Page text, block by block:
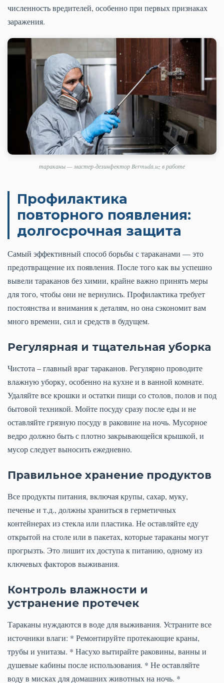
численность вредителей, особенно при первых признаках
заражения.
тараканы — мастер-дезинфектор Bermuda.uz в работе
Профилактика
повторного появления:
долгосрочная защита
Самый эффективный способ борьбы с тараканами — это
предотвращение их появления. После того как вы успешно
вывели тараканов без химии, крайне важно принять меры
для того, чтобы они не вернулись. Профилактика требует
постоянства и внимания к деталям, но она сэкономит вам
много времени, сил и средств в будущем.
Регулярная и тщательная уборка
Чистота – главный враг тараканов. Регулярно проводите
влажную уборку, особенно на кухне и в ванной комнате.
Удаляйте все крошки и остатки пищи со столов, полов и под
бытовой техникой. Мойте посуду сразу после еды и не
оставляйте грязную посуду в раковине на ночь. Мусорное
ведро должно быть с плотно закрывающейся крышкой, и
мусор следует выносить ежедневно.
Правильное хранение продуктов
Все продукты питания, включая крупы, сахар, муку,
печенье и т.д., должны храниться в герметичных
контейнерах из стекла или пластика. Не оставляйте еду
открытой на столе или в пакетах, которые тараканы могут
прогрызть. Это лишит их доступа к питанию, одному из
ключевых факторов выживания.
Контроль влажности и
устранение протечек
Тараканы нуждаются в воде для выживания. Устраните все
источники влаги: * Ремонтируйте протекающие краны,
трубы и унитазы. * Насухо вытирайте раковины, ванны и
душевые кабины после использования. * Не оставляйте
воду в мисках для домашних животных на ночь. *